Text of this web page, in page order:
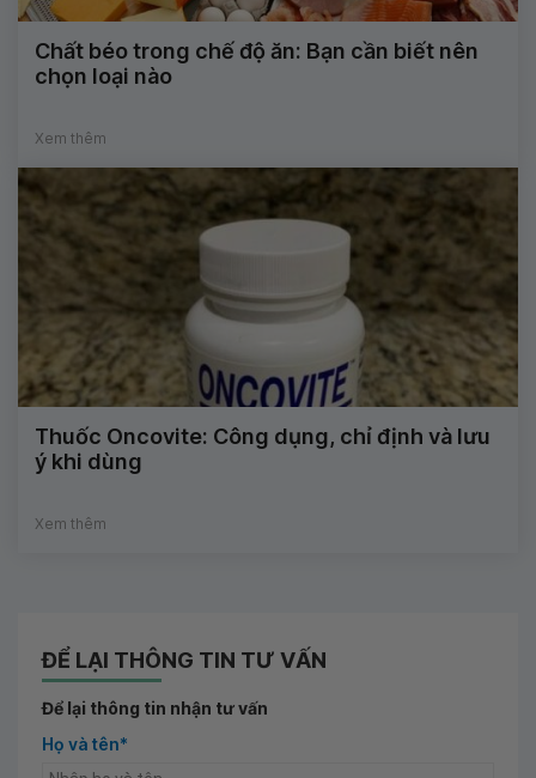
Chất béo trong chế độ ăn: Bạn cần biết nên
chọn loại nào
Xem thêm
Thuốc Oncovite: Công dụng, chỉ định và lưu
ý khi dùng
Xem thêm
ĐỂ LẠI THÔNG TIN TƯ VẤN
Để lại thông tin nhận tư vấn
Họ và tên*